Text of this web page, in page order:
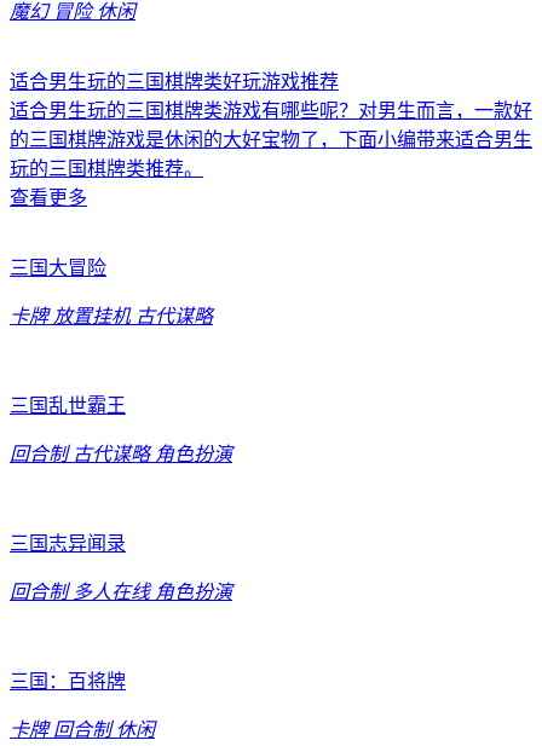
魔幻 冒险 休闲
适合男生玩的三国棋牌类好玩游戏推荐
适合男生玩的三国棋牌类游戏有哪些呢？对男生而言，一款好
的三国棋牌游戏是休闲的大好宝物了，下面小编带来适合男生
玩的三国棋牌类推荐。
查看更多
三国大冒险
卡牌 放置挂机 古代谋略
三国乱世霸王
回合制 古代谋略 角色扮演
三国志异闻录
回合制 多人在线 角色扮演
三国：百将牌
卡牌 回合制 休闲